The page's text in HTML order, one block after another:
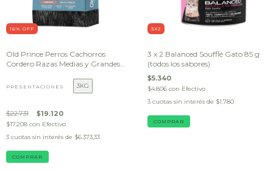
16% OFF
Old Prince Perros Cachorros
Cordero Razas Medias y Grandes
PRESENTACIONES 3KG
$22.731 $19.120
$17.208 con Efectivo
3 cuotas sin interés de $6.373,33
COMPRAR
3X2
3 x 2 Balanced Soufflé Gato 85 g
(todos los sabores)
$5.340
$4.806 con Efectivo
3 cuotas sin interés de $1.780